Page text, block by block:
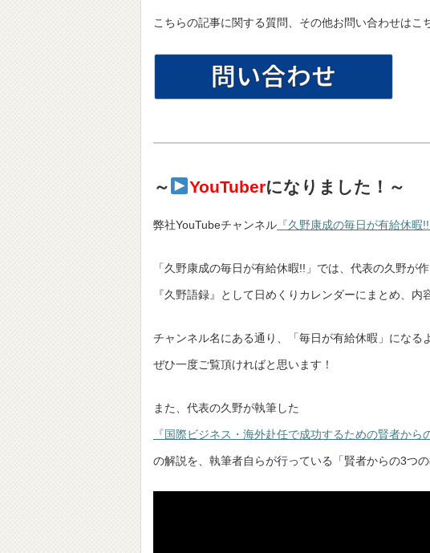
こちらの記事に関する質問、その他お問い合わせはこ
～ YouTuberになりました！～
弊社YouTubeチャンネル 『久野康成の毎日が有給休暇!!
「久野康成の毎日が有給休暇!!」では、代表の久野が
『久野語録』として日めくりカレンダーにまとめ、内
チャンネル名にある通り、「毎日が有給休暇」にな
ぜひ一度ご覧頂ければと思います！
また、代表の久野が執筆した
『国際ビジネス・海外赴任で成功するための賢者から
の解説を、執筆者自らが行っている「賢者からの3つ